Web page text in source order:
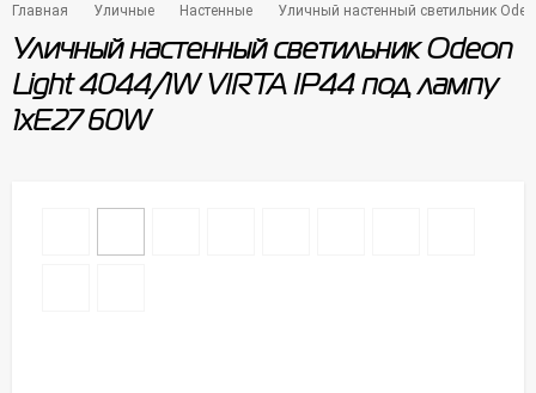
Главная Уличные Настенные Уличный настенный светильник
Уличный настенный светильник Odeon
Light 4044/1W VIRTA IP44 под лампу
1xE27 60W